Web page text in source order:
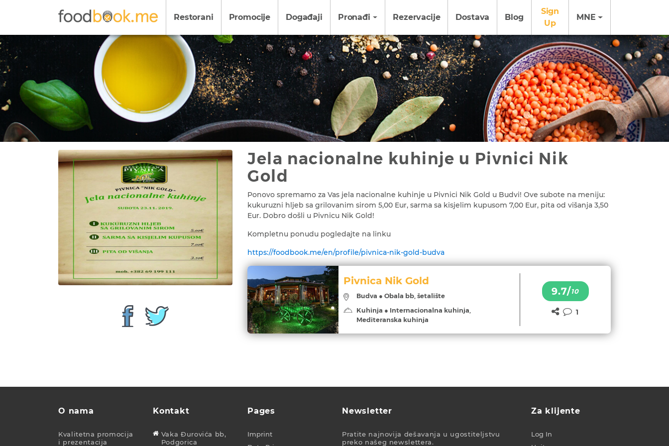
Restorani Promocije Događaji Pronađi Rezervacije Dostava Blog
Sign
Up
MNE
Jela nacionalne kuhinje u Pivnici Nik
Gold
Ponovo spremamo za Vas jela nacionalne kuhinje u Pivnici Nik Gold u Budvi! Ove subote na meniju:
kukuruzni hljeb sa grilovanim sirom 5,00 Eur, sarma sa kisjelim kupusom 7,00 Eur, pita od višanja 3,50
Eur. Dobro došli u Pivnicu Nik Gold!
Kompletnu ponudu pogledajte na linku
https://foodbook.me/en/profile/pivnica-nik-gold-budva
Pivnica Nik Gold
Budva ● Obala bb, šetalište
Kuhinja ● Internacionalna kuhinja,
Mediteranska kuhinja
9.7/10
1
O nama
Kvalitetna promocija
i prezentacija
Kontakt
Vaka Đurovića bb,
Podgorica
Pages
Imprint
Newsletter
Pratite najnovija dešavanja u ugostiteljstvu
preko našeg newslettera.
Za klijente
Log In